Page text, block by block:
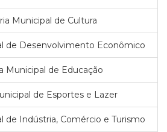
Municipal de Cultura
de Desenvolvimento Econômico
Municipal de Educação
de Esportes e Lazer
de Indústria, Comércio e Turismo